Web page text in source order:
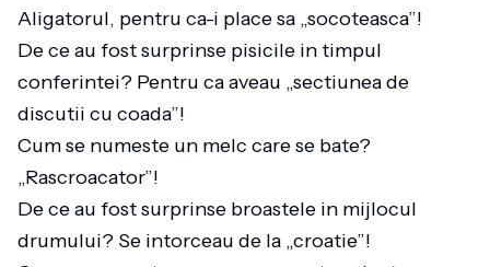
Aligatorul, pentru ca-i place sa „socoteasca”!
De ce au fost surprinse pisicile in timpul
conferintei? Pentru ca aveau „sectiunea de
discutii cu coada”!
Cum se numeste un melc care se bate?
„Rascroacator”!
De ce au fost surprinse broastele in mijlocul
drumului? Se intorceau de la „croatie”!